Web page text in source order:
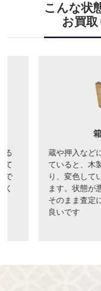
こんな状
お買
る
て
で
く
蔵や押入など
ていると、木
り、変色して
ます。状態が
そのまま査定
良いです